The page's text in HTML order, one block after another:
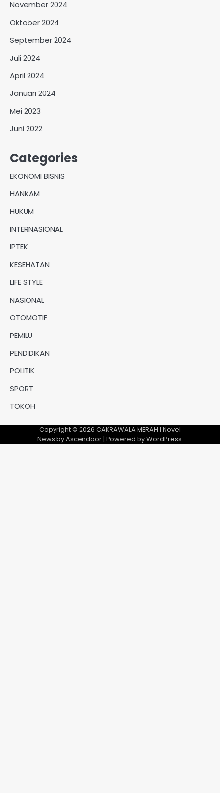
November 2024
Oktober 2024
September 2024
Juli 2024
April 2024
Januari 2024
Mei 2023
Juni 2022
Categories
EKONOMI BISNIS
HANKAM
HUKUM
INTERNASIONAL
IPTEK
KESEHATAN
LIFE STYLE
NASIONAL
OTOMOTIF
PEMILU
PENDIDIKAN
POLITIK
SPORT
TOKOH
Copyright © 2026 CAKRAWALA MERAH | Novel
News byAscendoor| Powered byWordPress.